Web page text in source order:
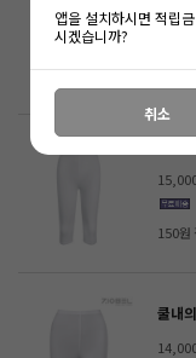
190원
150원
쿨내
앱을 설치하시면 적립
시겠습니까?
취소